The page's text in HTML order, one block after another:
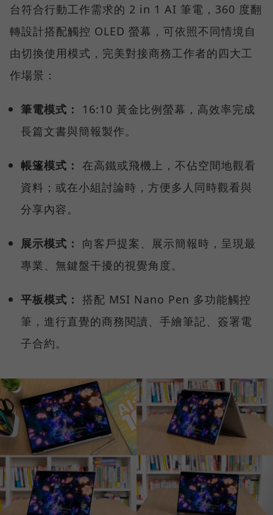
台符合行動工作需求的 2 in 1 AI 筆電，360 度翻
轉設計搭配觸控 OLED 螢幕，可依照不同情境自
由切換使用模式，完美對接商務工作者的四大工
作場景：
筆電模式：
16:10 黃金比例螢幕，高效率完成
長篇文書與簡報製作。
帳篷模式： 在高鐵或飛機上，不佔空間地觀看
資料；或在小組討論時，方便多人同時觀看與
分享內容。
展示模式：
向客戶提案、展示簡報時，呈現最
專業、無鍵盤干擾的視覺角度。
平板模式： 搭配 MSI Nano Pen 多功能觸控
筆，進行直覺的商務閱讀、手繪筆記、簽署電
子合約。